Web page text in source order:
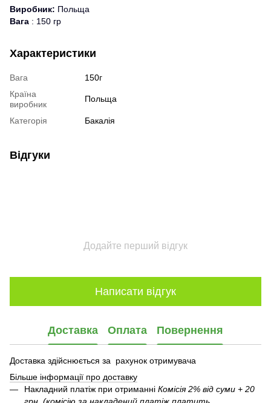
Виробник: Польща
Вага : 150 гр
Характеристики
Вага
150г
Країна
виробник
Польща
Категорія Бакалія
Відгуки
Додайте перший відгук
Написати відгук
Доставка Оплата Повернення
Доставка здійснюється за рахунок отримувача
Більше інформації про доставку
Накладний платіж при отриманні Комісія 2% від суми + 20